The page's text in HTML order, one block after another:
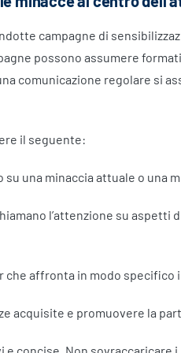
campagne di
possono assumere
comunicazione regolare si
il seguente:
una minaccia attuale o una
l’attenzione su aspetti
che affronta in modo specifico
acquisite e promuovere la